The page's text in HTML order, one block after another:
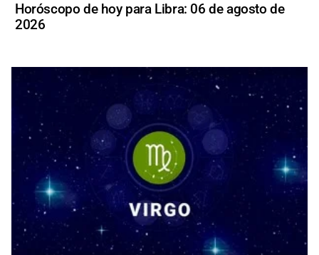
Horóscopo de hoy para Libra: 06 de agosto de
2026